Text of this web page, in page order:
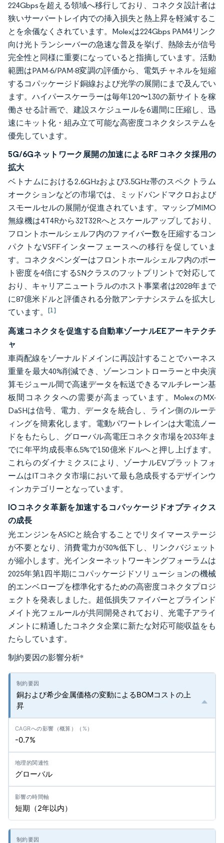
224Gbpsを超える領域へ移行しており、コネクタ設計者は
狭いサーバートレイ内での挿入損失と熱上昇を軽減するこ
とを余儀なくされています。Molexは224Gbps PAM4リンク
向け光トランシーバーの急速な普及を挙げ、熱除去が信号
完全性と同様に重要になっていると指摘しています。活動
範囲はPAM-6/PAM-8変調の評価から、電気チャネルを短縮
するコパッケージド銅線および光学の展開にまで及んでい
ます。ハイパースケーラーは毎年120〜130の新サイトを稼
働させる計画で、建設スケジュールを6週間に圧縮し、迅
速にキット化・組み立て可能な高密度コネクタシステムを
優先しています。
5G/6Gネットワーク展開の加速によるRFコネクタ採用の
拡大
ベトナムにおける2.6GHzおよび3.5GHz帯のスペクトラム
オークションなどの市場では、ミッドバンドマクロおよび
スモールセルの展開が促進されています。マッシブMIMO
無線機は4T4Rから32T32Rへとスケールアップしており、
フロントホールシェルフ内のファイバー数を圧縮するコン
パクトなVSFFインターフェースへの移行を促していま
す。コネクタベンダーはフロントホールシェルフ内のポー
ト密度を4倍にするSNクラスのフットプリントで対応して
おり、キャリアニュートラルのホスト事業者は2028年まで
に87億米ドルと評価される分散アンテナシステムを拡大し
ています。 [1]
高速コネクタを促進する自動車ゾーナルEEアーキテクチ
ャ
車両配線をゾーナルドメインに再設計することでハーネス
重量を最大40%削減でき、ゾーンコントローラーと中央演
算モジュール間で高速データを転送できるマルチレーン基
板間コネクタへの需要が高まっています。MolexのMX-
DaSHは信号、電力、データを統合し、ライン側のルーテ
ィングを簡素化します。電動パワートレインは大電流ノー
ドをもたらし、グローバル高電圧コネクタ市場を2033年ま
でに年平均成長率6.5%で150億米ドルへと押し上げます。
これらのダイナミクスにより、ゾーナルEVプラットフォ
ームはITコネクタ市場において最も急成長するデザインウ
ィンカテゴリーとなっています。
IOコネクタ革新を加速するコパッケージドオプティクス
の成長
光エンジンをASICと統合することでリタイマーステージ
が不要となり、消費電力が30%低下し、リンクバジェット
が縮小します。光インターネットワーキングフォーラムは
2025年第1四半期にコパッケージドソリューションの機械
的エンベロープを標準化するための高密度コネクタプロジ
ェクトを発表しました。超低損失ファイバーとブラインド
メイト光フェルールが共同開発されており、光電子アライ
メントに精通したコネクタ企業に新たな対応可能収益をも
たらしています。
制約要因の影響分析*
銅および希少金属価格の変動によるBOMコストの上
昇
-0.7%
グローバル
短期（2年以内）